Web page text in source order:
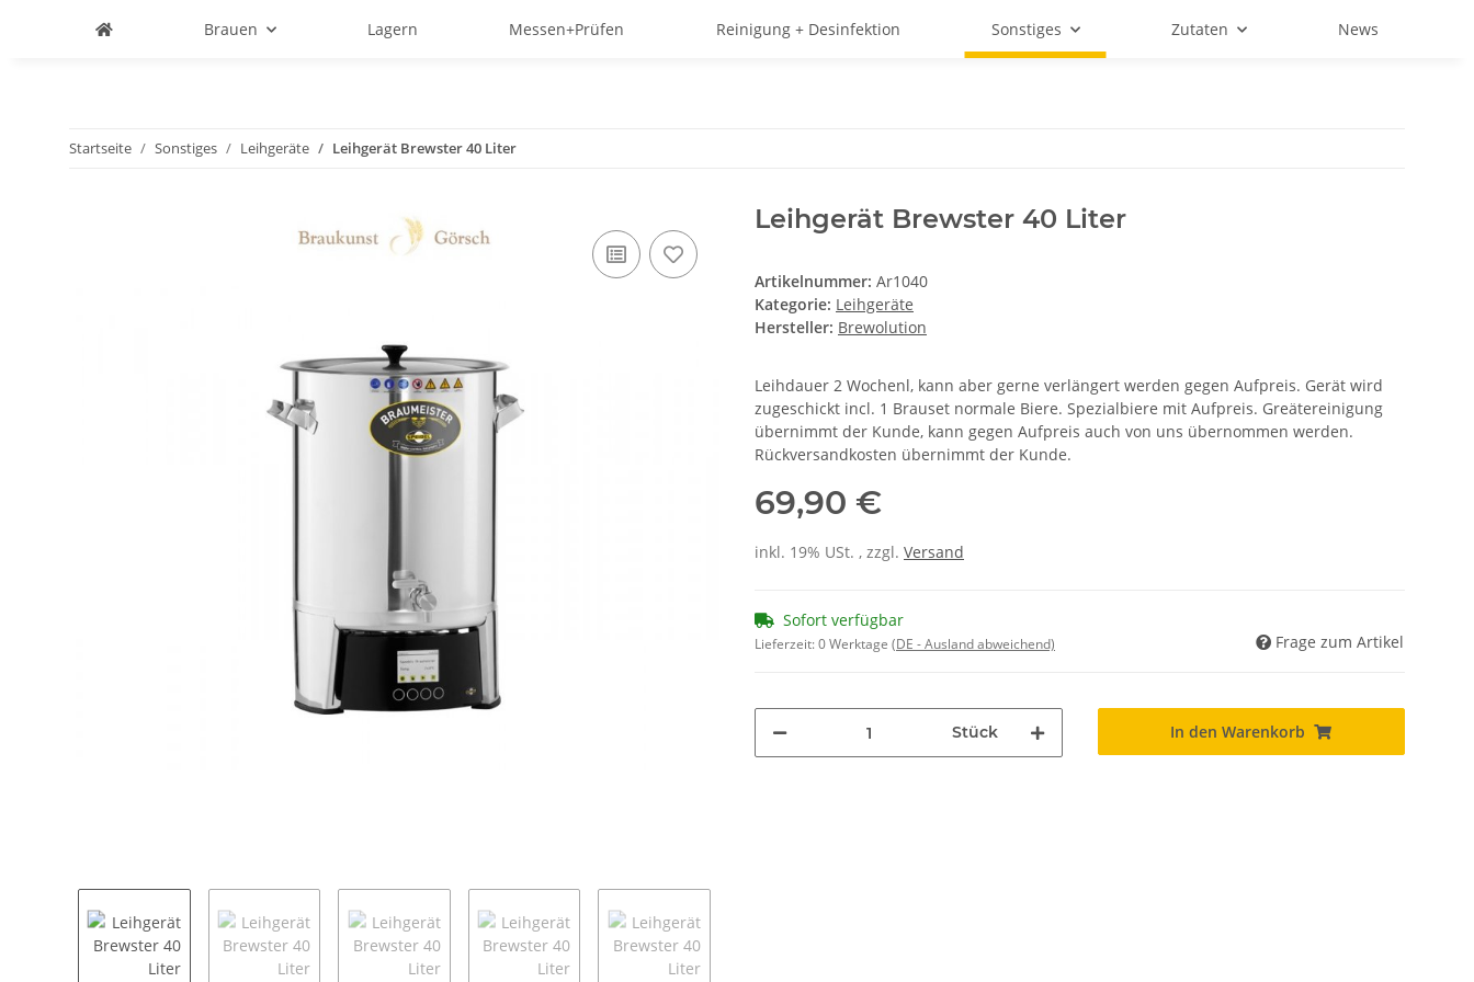
Brauen Lagern Messen+Prüfen Reinigung + Desinfektion Sonstiges Zutaten News
Startseite Sonstiges Leihgeräte Leihgerät Brewster 40 Liter
Leihgerät Brewster 40 Liter
Artikelnummer: Ar1040
Kategorie: Leihgeräte
Hersteller: Brewolution
Leihdauer 2 Wochenl, kann aber gerne verlängert werden gegen Aufpreis. Gerät wird
zugeschickt incl. 1 Brauset normale Biere. Spezialbiere mit Aufpreis. Greätereinigung
übernimmt der Kunde, kann gegen Aufpreis auch von uns übernommen werden.
Rückversandkosten übernimmt der Kunde.
69,90 €
inkl. 19% USt. , zzgl. Versand
Sofort verfügbar
Lieferzeit:0 Werktage (DE - Ausland abweichend) Frage zum Artikel
Stück In den Warenkorb